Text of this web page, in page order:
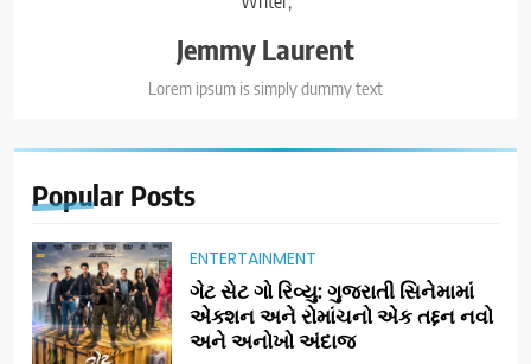
Jemmy Laurent
Lorem ipsum is simply dummy text
Popular Posts
ENTERTAINMENT
ગેટ સેટ ગો રિવ્યુ: ગુજરાતી સિનેમામાં
એક્શન અને રોમાંચનો એક તદ્દન નવો
અને અનોખો અંદાજ